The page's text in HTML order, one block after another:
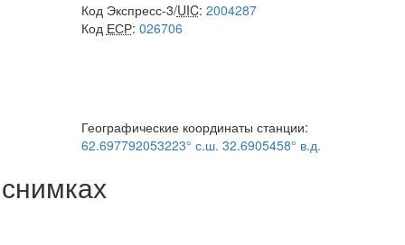
Код Экспресс-3/UIC: 2004287
Код ЕСР: 026706
Географические координаты станции:
62.697792053223° с.ш. 32.6905458° в.д.